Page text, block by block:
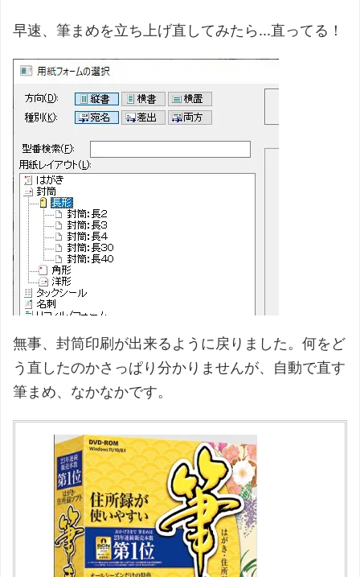
早速、筆まめを立ち上げ直してみたら...直ってる！
無事、封筒印刷が出来るように戻りました。何をど
う直したのかさっぱり分かりませんが、自動で直す
筆まめ、なかなかです。